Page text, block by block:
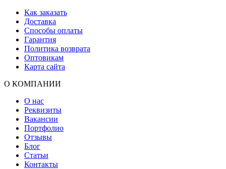
Как заказать
Доставка
Способы оплаты
Гарантия
Политика возврата
Оптовикам
Карта сайта
О КОМПАНИИ
О нас
Реквизиты
Вакансии
Портфолио
Отзывы
Блог
Статьи
Контакты